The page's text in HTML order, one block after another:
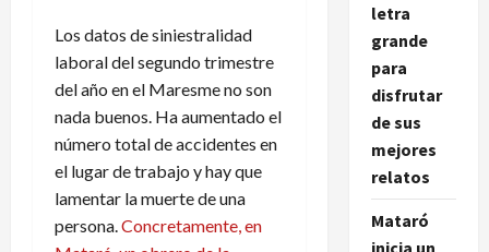
Los datos de siniestralidad
laboral del segundo trimestre
del año en el Maresme no son
nada buenos. Ha aumentado el
número total de accidentes en
el lugar de trabajo y hay que
lamentar la muerte de una
persona. Concretamente, en
letra
grande
para
disfrutar
de sus
mejores
relatos
Mataró
inicia un